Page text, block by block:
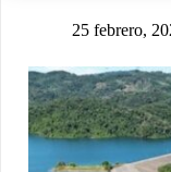
25 febrero,